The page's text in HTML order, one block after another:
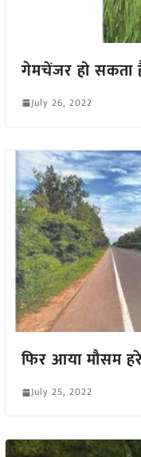
गेमचेंजर हो सकता
July 26, 2022
फिर आया मौसम
July 25, 2022